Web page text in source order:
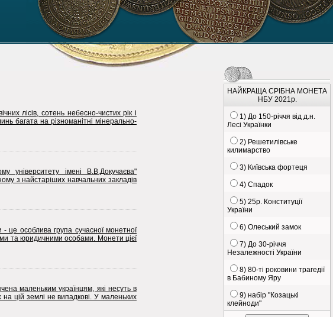
лісів, сотень небесно-чистих рік і
багата на різноманітні мінерально-
університету імені В.В.Докучаєва"
з найстаріших навчальних закладів
- це особлива група сучасної монетної
та юридичними особами. Монети цієї
маленьким українцям, які несуть в
на цій землі не випадкові. У маленьких
НАЙКРАЩА СРІБНА МОНЕТА
НБУ 2021р.
1) До 150-річчя від д.н.
Лесі Українки
2) Решетилівське
килимарство
3) Київська фортеця
4) Спадок
5) 25р. Конституції
України
6) Олеський замок
7) До 30-річчя
Незалежності України
8) 80-ті роковини трагедії
в Бабиному Яру
9) набір "Козацькі
клейноди"